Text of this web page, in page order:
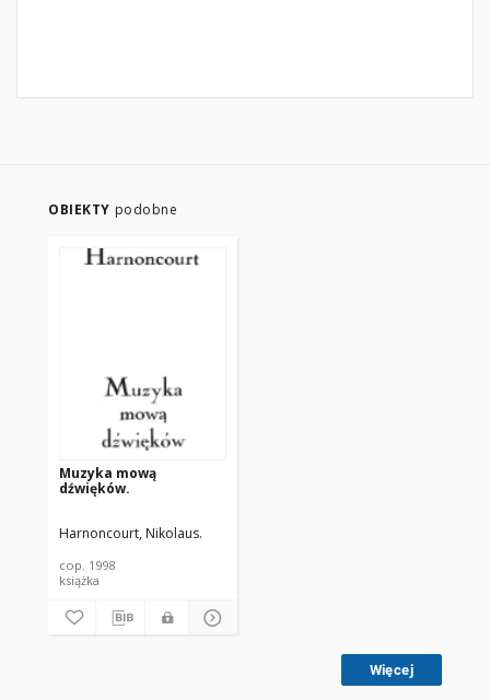
OBIEKTY podobne
Muzyka mową
dźwięków.
Harnoncourt, Nikolaus.
cop. 1998
książka
Więcej